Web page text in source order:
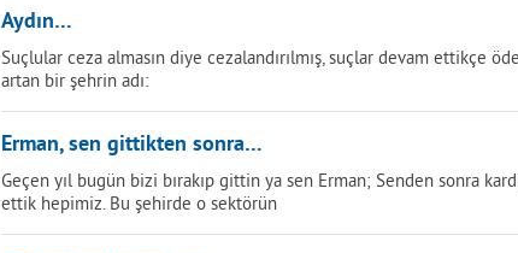
Aydın…
Suçlular ceza almasın diye cezalandırılmış, suçlar devam ettikçe
artan bir şehrin adı:
Erman, sen gittikten sonra…
Geçen yıl bugün bizi bırakıp gittin ya sen Erman; Senden sonra
ettik hepimiz. Bu şehirde o sektörün